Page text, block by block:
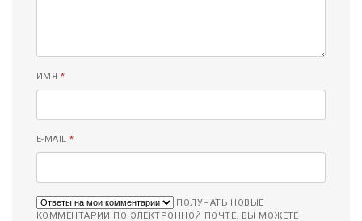
ИМЯ *
E-MAIL*
ПОЛУЧАТЬ НОВЫЕ
КОММЕНТАРИИ ПО ЭЛЕКТРОННОЙ ПОЧТЕ. ВЫ МОЖЕТЕ